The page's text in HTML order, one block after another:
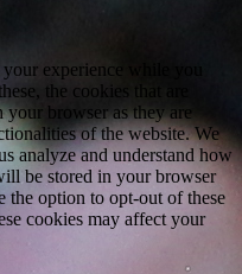
experience while you
the cookies that are
your browser as they are
of the website. We
analyze and understand how
be stored in your browser
the option to opt-out of these
cookies may affect your